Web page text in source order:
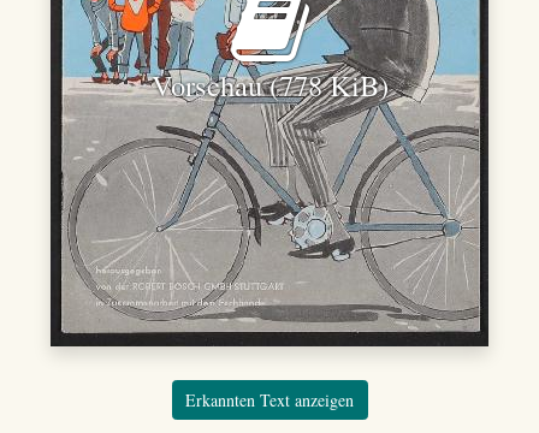
Vorschau (778 KiB)
Erkannten Text anzeigen